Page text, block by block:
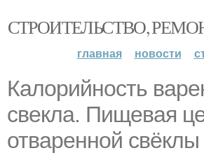
СТРОИТЕЛЬСТВО,
главная новости
Калорийность
свекла. Пищевая
отваренной свёклы